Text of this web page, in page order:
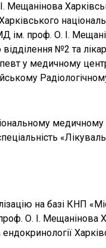
на підвищений
сну,
в пацієнтів.
коли лікар не
через те, що
кошти на
з пацієнтом –
якщо симптоми
лише науково
системи
та в жодному
ім. проф. О. І.
№2 та
у медичному
медичному
на базі КНП
О. І. Мещанінова